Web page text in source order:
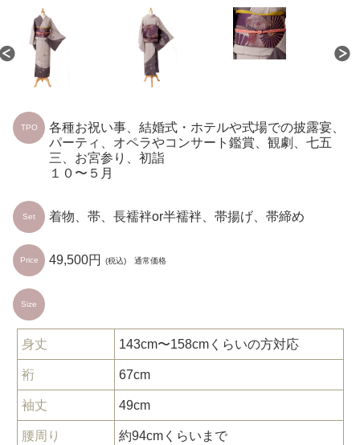
TPO
各種お祝い事、結婚式・ホテルや式場での披露宴、
パーティ、オペラやコンサート鑑賞、観劇、七五
三、お宮参り、初詣
１０〜５月
Set 着物、帯、長襦袢or半襦袢、帯揚げ、帯締め
Price 49,500円 (税込) 通常価格
Size
身丈 143cm〜158cmくらいの方対応
裄 67cm
袖丈 49cm
腰周り 約94cmくらいまで